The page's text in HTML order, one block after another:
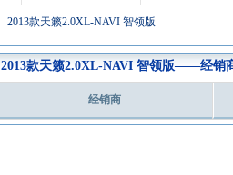
2013款天籁2.0XL-NAVI 智领版
2013款天籁2.0XL-NAVI 智领版——经销
经销商